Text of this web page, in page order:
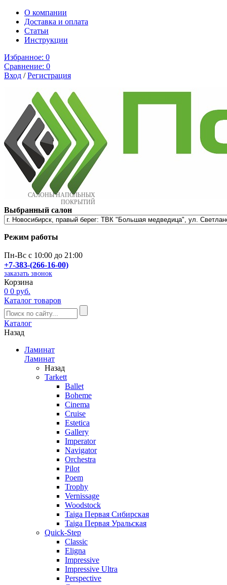
О компании
Доставка и оплата
Cтатьи
Инструкции
Избранное: 0
Сравнение: 0
Вход /Регистрация
САЛОНЫ НАПОЛЬНЫХ
ПОКРЫТИЙ
Выбранный салон
Режим работы
Пн-Вс с 10:00 до 21:00
+7-383-(266-16-00)
заказать звонок
Корзина
0 0 руб.
Каталог товаров
Каталог
Назад
Ламинат
Ламинат
Назад
Tarkett
Ballet
Boheme
Cinema
Cruise
Estetica
Gallery
Imperator
Navigator
Orchestra
Pilot
Poem
Trophy
Vernissage
Woodstock
Taiga Первая Сибирская
Taiga Первая Уральская
Quick-Step
Classic
Eligna
Impressive
Impressive Ultra
Perspective